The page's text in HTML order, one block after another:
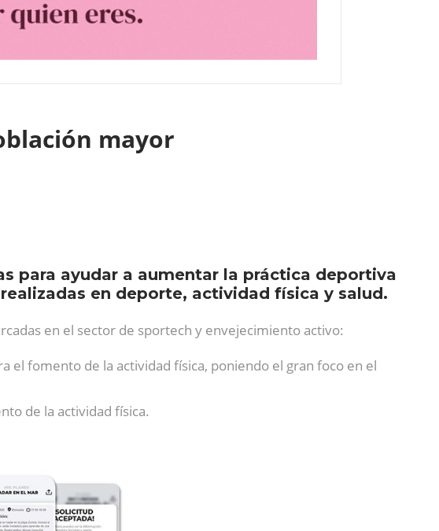
mayor
para ayudar a aumentar la práctica deportiva
en deporte, actividad física y salud.
en el sector de sportech y envejecimiento activo:
el fomento de la actividad física, poniendo el gran foco en el
de la actividad física.